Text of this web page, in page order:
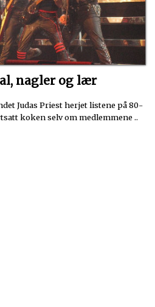
nagler og lær
Judas Priest herjet listene på 80-
koken selv om medlemmene ..